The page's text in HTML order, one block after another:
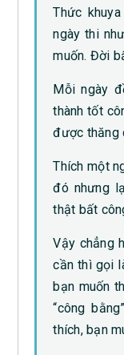
Thức
ngày thi
muốn. Đời
Mỗi ngày
thành tốt
được thăng
Thích một
đó nhưng
thật bất
Vậy chẳng
cần thì gọi
bạn muốn
“công
thích, bạn